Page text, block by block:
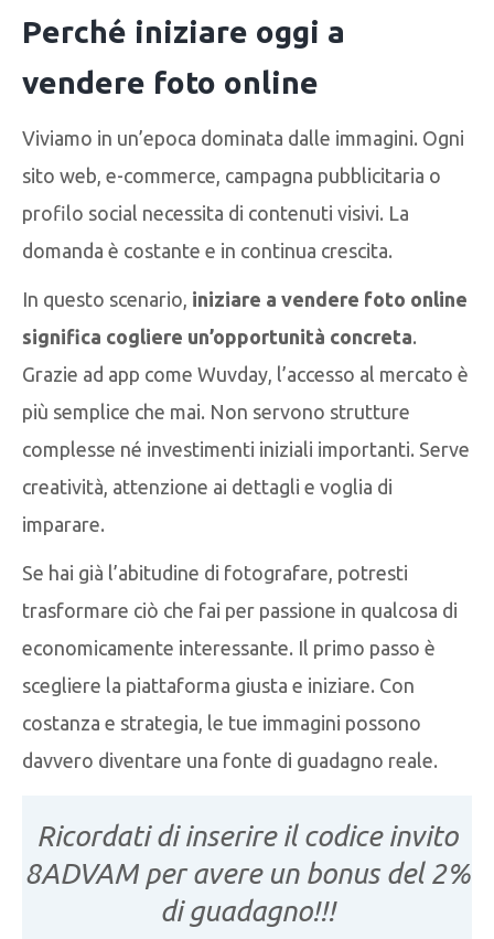
Perché iniziare oggi a
vendere foto online
Viviamo in un’epoca dominata dalle immagini. Ogni
sito web, e-commerce, campagna pubblicitaria o
profilo social necessita di contenuti visivi. La
domanda è costante e in continua crescita.
In questo scenario, iniziare a vendere foto online
significa cogliere un’opportunità concreta.
Grazie ad app come Wuvday, l’accesso al mercato è
più semplice che mai. Non servono strutture
complesse né investimenti iniziali importanti. Serve
creatività, attenzione ai dettagli e voglia di
imparare.
Se hai già l’abitudine di fotografare, potresti
trasformare ciò che fai per passione in qualcosa di
economicamente interessante. Il primo passo è
scegliere la piattaforma giusta e iniziare. Con
costanza e strategia, le tue immagini possono
davvero diventare una fonte di guadagno reale.
Ricordati di inserire il codice invito
8ADVAM per avere un bonus del 2%
di guadagno!!!